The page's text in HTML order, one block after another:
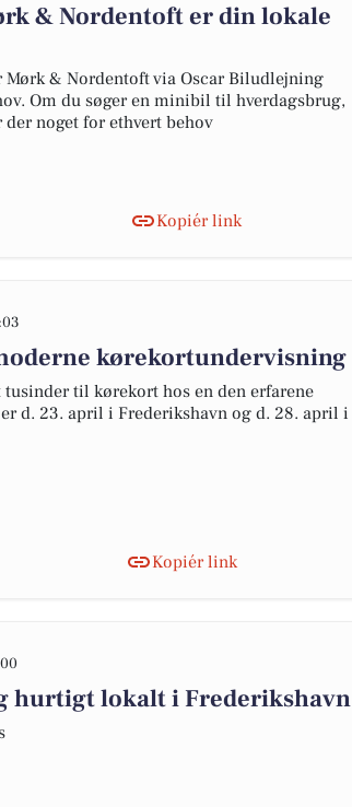
& Nordentoft er din lokale
& Nordentoft via Oscar Biludlejning
Om du søger en minibil til hverdagsbrug,
noget for ethvert behov
Kopiér link
kørekortundervisning
til kørekort hos en den erfarene
d. 23. april i Frederikshavn og d. 28. april i
Kopiér link
hurtigt lokalt i Frederikshavn